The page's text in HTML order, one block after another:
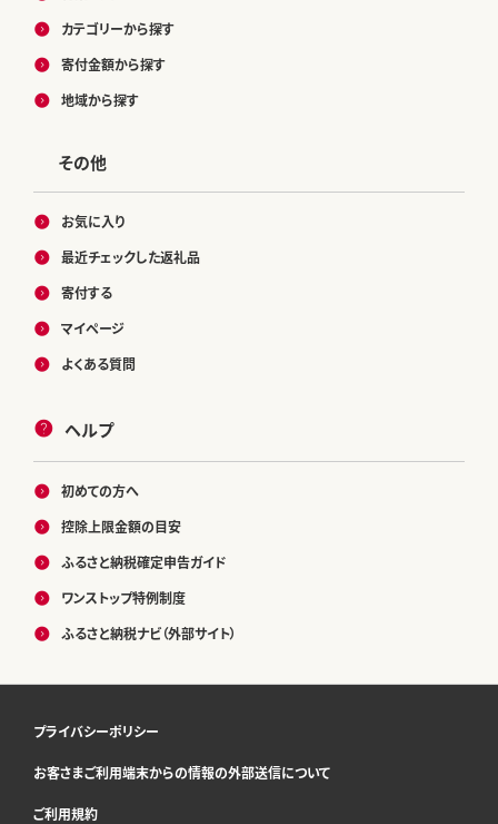
カテゴリーから探す
寄付金額から探す
地域から探す
その他
お気に入り
最近チェックした返礼品
寄付する
マイページ
よくある質問
ヘルプ
初めての方へ
控除上限金額の目安
ふるさと納税確定申告ガイド
ワンストップ特例制度
ふるさと納税ナビ（外部サイト）
プライバシーポリシー
お客さまご利用端末からの情報の外部送信について
ご利用規約